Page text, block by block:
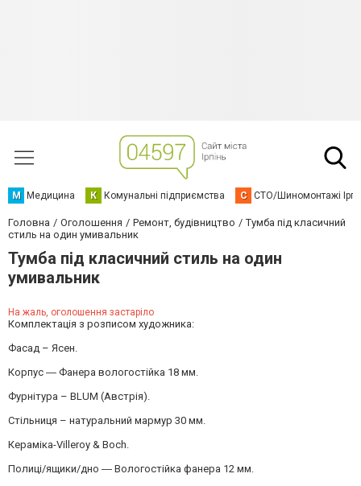
М Медицина К Комунальні підприємства С СТО/Шиномонтажі
Головна Оголошення Ремонт, будівництво
Тумба під класичний
стиль на один умивальник
Тумба під класичний стиль на один
умивальник
На жаль, оголошення застаріло
Комплектація з розписом художника:
Фасад – Ясен.
Корпус ― Фанера вологостійка 18 мм.
Фурнітура – BLUM (Австрія).
Стільниця – натуральний мармур 30 мм.
Кераміка-Villeroy & Boch.
Полиці/ящики/дно ― Вологостійка фанера 12 мм.